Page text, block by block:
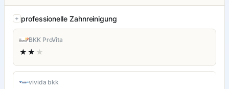
professionelle Zahnreinigung
BKK ProVita
★★ ★
vivida bkk